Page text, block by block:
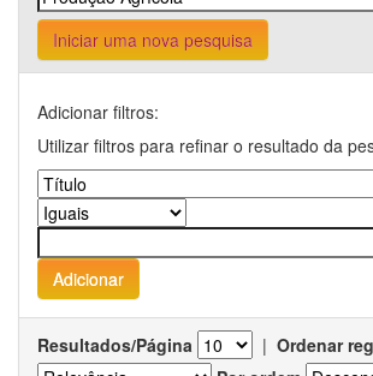
Iniciar uma nova pesquisa
Adicionar filtros:
Utilizar filtros para refinar o resultado da
Resultados/Página | Ordenar